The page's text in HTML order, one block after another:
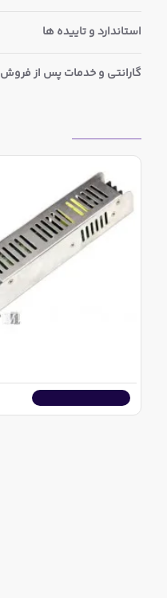
استاندارد و تاییده ها
گارانتی و خدمات پس از فروش